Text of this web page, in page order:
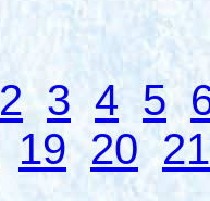
2 3 4 5
19 20 21